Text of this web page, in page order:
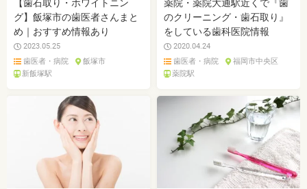
【歯石取り・ホワイトニン
グ】飯塚市の歯医者さんまと
め｜おすすめ情報あり
2023.05.25
歯医者・病院
飯塚市
新飯塚駅
薬院・薬院大通駅近くで『歯
のクリーニング・歯石取り』
をしている歯科医院情報
2020.04.24
歯医者・病院
福岡市中央区
薬院駅